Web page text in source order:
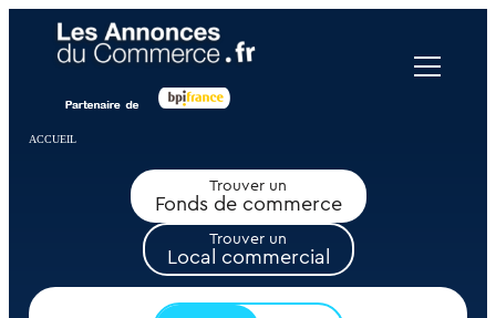
ACCUEIL
Trouver un
Fonds de commerce
Trouver un
Local commercial
Panneau de gestion des cookies